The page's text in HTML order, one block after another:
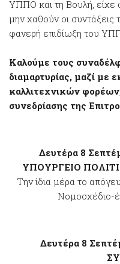
ΥΠΠΟ και τη Βουλή, είχε
μην χαθούν οι
φανερή επιδίωξη του
Καλούμε τους
διαμαρτυρίας, μαζί
καλλιτεχνικών
συνεδρίασης της
Δευτέρα 8
ΥΠΟΥΡΓΕΙΟ
Την ίδια μέρα το
Νομοσχέδιο-
Δευτέρα 8